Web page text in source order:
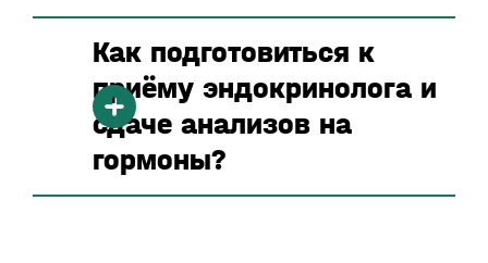
Как подготовиться к
приёму эндокринолога и
сдаче анализов на
гормоны?